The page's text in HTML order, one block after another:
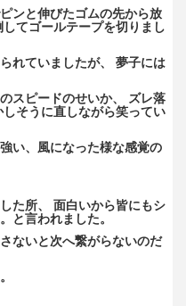
ンと伸びたゴムの先から放
てゴールテープを切りまし
れていましたが、 夢子には
スピードのせいか、 ズレ落
そうに直しながら笑ってい
い、風になった様な感覚の
た所、 面白いから皆にもシ
と言われました。
ないと次へ繋がらないのだ
。